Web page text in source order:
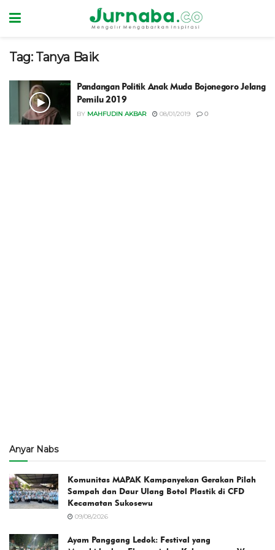
Tag: Tanya Baik
Pandangan Politik Anak Muda Bojonegoro Jelang
Pemilu 2019
BY MAHFUDIN AKBAR 08/01/2019 0
Anyar Nabs
Komunitas MAPAK Kampanyekan Gerakan Pilah
Sampah dan Daur Ulang Botol Plastik di CFD
Kecamatan Sukosewu
09/08/2026
Ayam Panggang Ledok: Festival yang